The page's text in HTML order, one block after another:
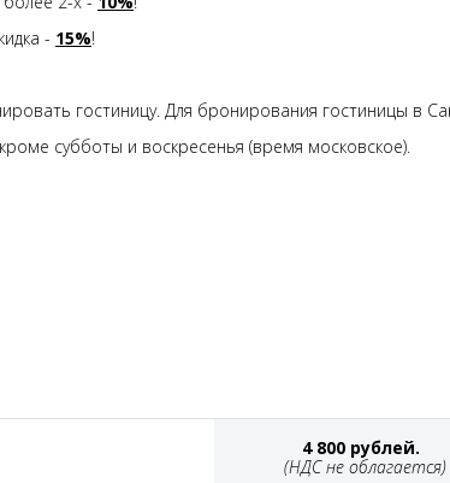
- 15%!
гостиницу. Для бронирования гостиницы в
субботы и воскресенья (время московское).
4 800 рублей.
(НДС не облагается)